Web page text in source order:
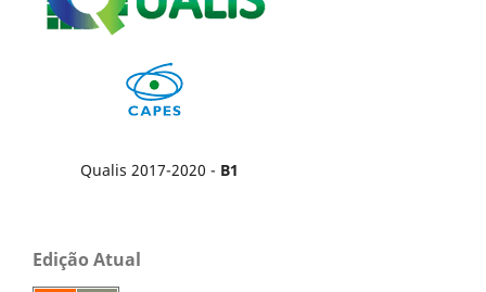
Qualis 2017-2020 - B1
Edição Atual